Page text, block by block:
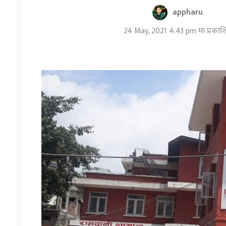
appharu
24 May, 2021 4:43 pm मा